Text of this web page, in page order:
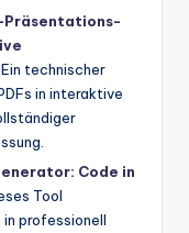
Präsentations-
Ein technischer
in interaktive
Code in
Tool
professionell